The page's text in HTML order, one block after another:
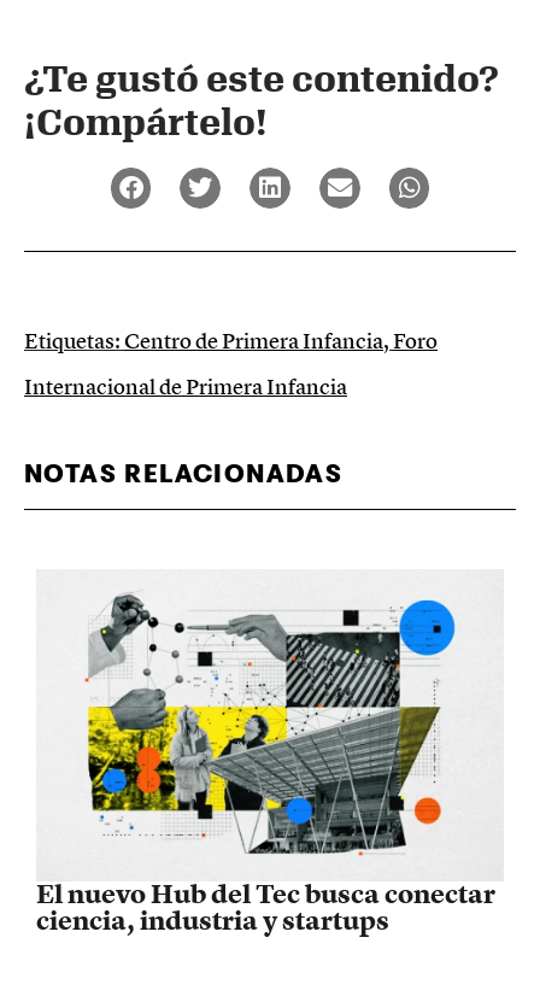
¿Te gustó este contenido?
¡Compártelo!
Etiquetas:Centro de Primera Infancia,Foro
Internacional de Primera Infancia
NOTAS RELACIONADAS
El nuevo Hub del Tec busca conectar
ciencia, industria y startups